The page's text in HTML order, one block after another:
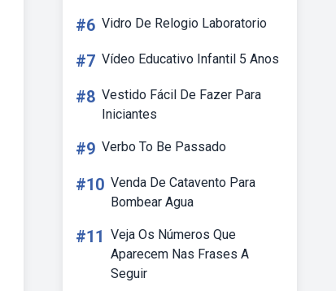
#6 Vidro De Relogio Laboratorio
#7 Vídeo Educativo Infantil 5 Anos
#8 Vestido Fácil De Fazer Para
Iniciantes
#9 Verbo To Be Passado
#10 Venda De Catavento Para
Bombear Agua
#11 Veja Os Números Que
Aparecem Nas Frases A
Seguir